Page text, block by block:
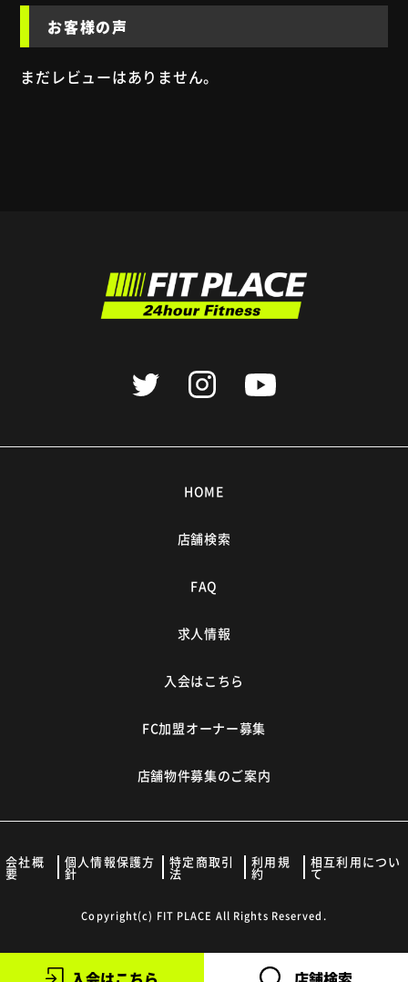
お客様の声
まだレビューはありません。
HOME
店舗検索
FAQ
求人情報
入会はこちら
FC加盟オーナー募集
店舗物件募集のご案内
会社概
要
個人情報保護方
針
特定商取引
法
利用規
約
相互利用につい
て
Copyright(c) FIT PLACE All Rights Reserved.